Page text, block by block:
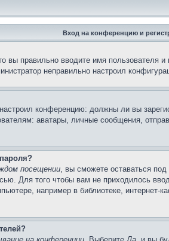
Вход на конференцию и
вы правильно вводите имя
неправильно настроил
конференцию: должны ли вы
аватары, личные сообщения,
посещении, вы сможете оставаться
Для того чтобы вам не приходилось
например в библиотеке, интернет-